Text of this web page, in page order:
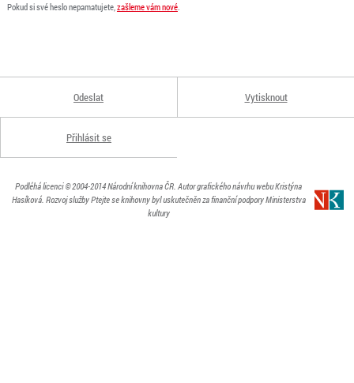
Pokud si své heslo nepamatujete,zašleme vám nové.
Odeslat Vytisknout
Přihlásit se
Podléhá licenci© 2004-2014Národní knihovna ČR. Autor grafického návrhu webu Kristýna
Hasíková. Rozvoj služby Ptejte se knihovny byl uskutečněn za finanční podpory Ministerstva
kultury